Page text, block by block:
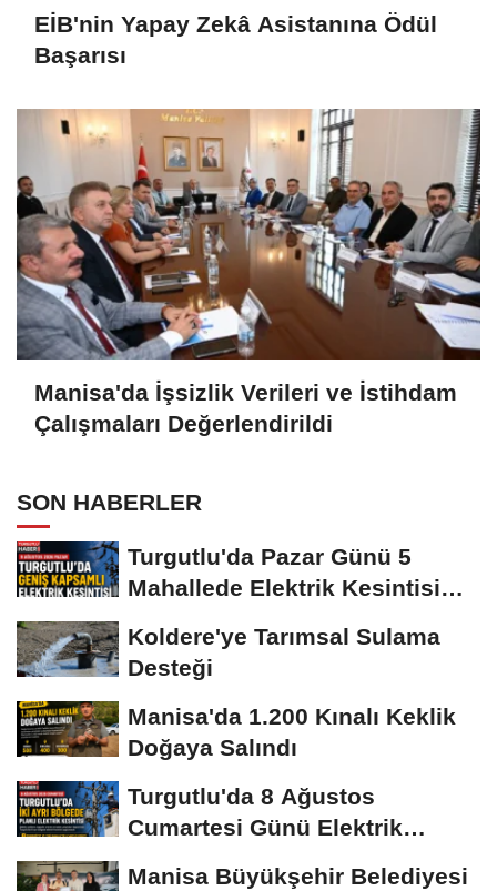
EİB'nin Yapay Zekâ Asistanına Ödül
Başarısı
Manisa'da İşsizlik Verileri ve İstihdam
Çalışmaları Değerlendirildi
SON HABERLER
Turgutlu'da Pazar Günü 5
Mahallede Elektrik Kesintisi
Koldere'ye Tarımsal Sulama
Desteği
Manisa'da 1.200 Kınalı Keklik
Doğaya Salındı
Turgutlu'da 8 Ağustos
Cumartesi Günü Elektrik
Manisa Büyükşehir Belediyesi